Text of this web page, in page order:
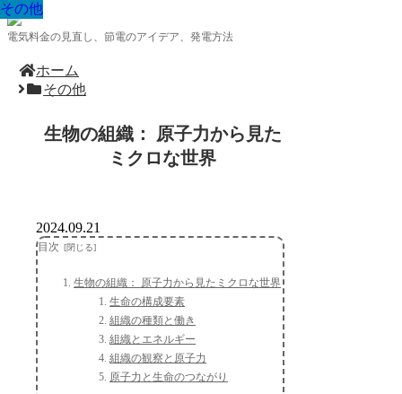
電気料金の見直し、節電のアイデア、発電方法
ホーム
その他
生物の組織： 原子力から見た
ミクロな世界
その他
2024.09.21
目次
生物の組織： 原子力から見たミクロな世界
生命の構成要素
組織の種類と働き
組織とエネルギー
組織の観察と原子力
原子力と生命のつながり
その他
その他
その他
その他
その他
その他
その他
その他